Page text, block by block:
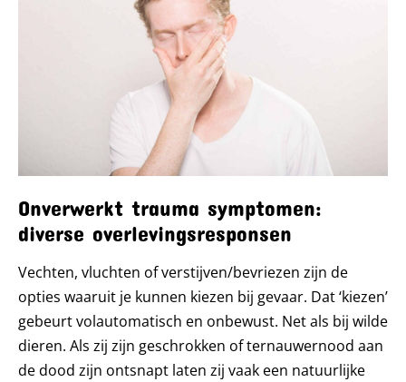
Onverwerkt trauma symptomen:
diverse overlevingsresponsen
Vechten, vluchten of verstijven/bevriezen zijn de
opties waaruit je kunnen kiezen bij gevaar. Dat ‘kiezen’
gebeurt volautomatisch en onbewust. Net als bij wilde
dieren. Als zij zijn geschrokken of ternauwernood aan
de dood zijn ontsnapt laten zij vaak een natuurlijke